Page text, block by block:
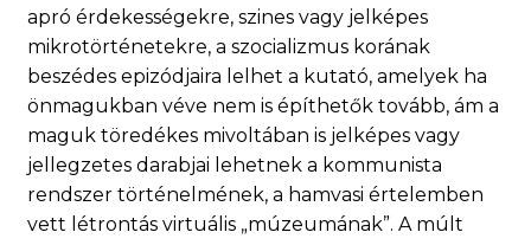
apró érdekességekre, szines vagy jelképes
mikrotörténetekre, a szocializmus korának
beszédes epizódjaira lelhet a kutató, amelyek ha
önmagukban véve nem is építhetők tovább, ám a
maguk töredékes mivoltában is jelképes vagy
jellegzetes darabjai lehetnek a kommunista
rendszer történelmének, a hamvasi értelemben
vett létrontás virtuális „múzeumának”. A múlt